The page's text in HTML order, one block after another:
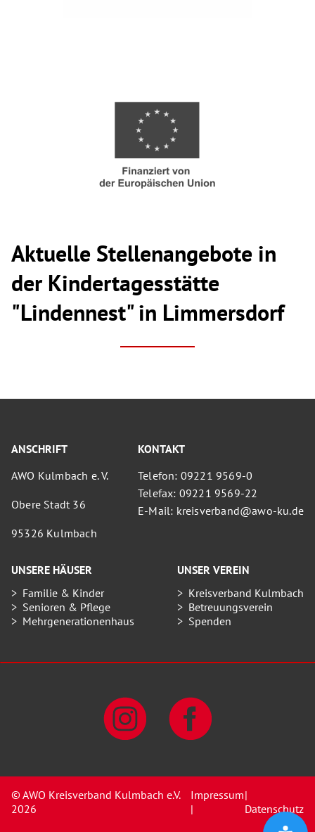
Aktuelle Stellenangebote in
der Kindertagesstätte
"Lindennest" in Limmersdorf
ANSCHRIFT
AWO Kulmbach e. V.
Obere Stadt 36
95326 Kulmbach
KONTAKT
Telefon: 09221 9569-0
Telefax: 09221 9569-22
E-Mail: kreisverband@awo-ku.de
UNSERE HÄUSER
Familie & Kinder
Senioren & Pflege
Mehrgenerationenhaus
UNSER VEREIN
Kreisverband Kulmbach
Betreuungsverein
Spenden
© AWO Kreisverband Kulmbach e.V.
2026
Impressum
|
|
Datenschutz